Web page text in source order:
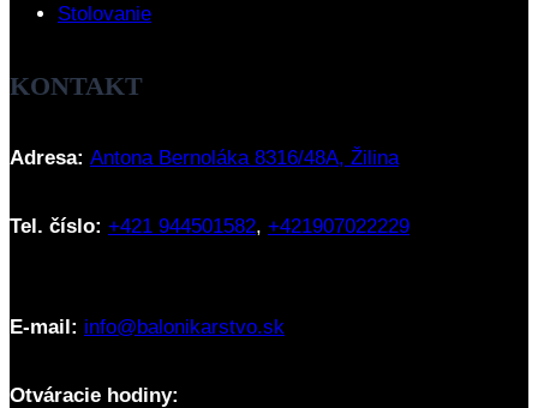
Stolovanie
KONTAKT
Adresa: Antona Bernoláka 8316/48A, Žilina
Tel. číslo: +421 944501582, +421907022229
E-mail: info@balonikarstvo.sk
Otváracie hodiny: